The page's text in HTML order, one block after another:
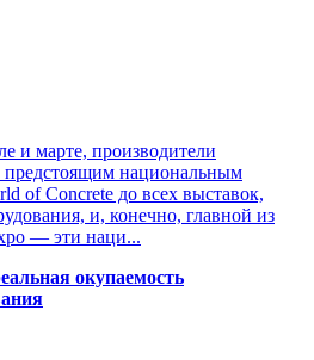
и марте, производители
предстоящим национальным
of Concrete до всех выставок,
и, конечно, главной из
— эти наци...
окупаемость